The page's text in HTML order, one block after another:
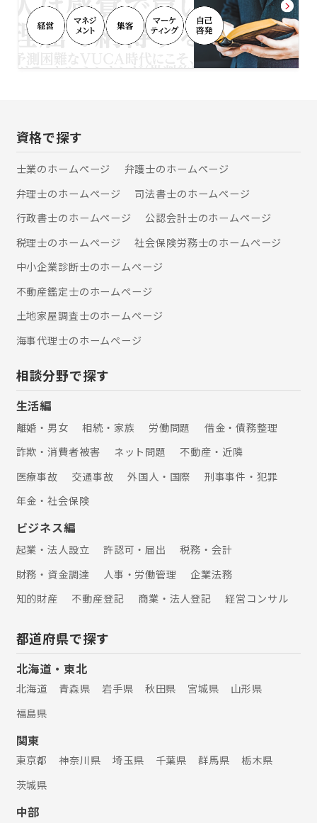
束します。沖縄で相続や終活をご検討
中の皆さま、まずはお気軽にご相談く
ださい。
込） お電話にてご予約ください。 ※
交通事故（物損事故除く）に関する法
律相談・着手金は無料です。 ※中小企
業法務、初回30分相談料無料です。 ※
刑事事件に関する法律相談、初回30分
資格で探す
士業のホームぺージ
弁護士のホームぺージ
弁理士のホームぺージ
司法書士のホームぺージ
行政書士のホームぺージ
公認会計士のホームぺージ
税理士のホームぺージ
社会保険労務士のホームぺージ
中小企業診断士のホームぺージ
不動産鑑定士のホームぺージ
土地家屋調査士のホームぺージ
海事代理士のホームぺージ
相談分野で探す
生活編
離婚・男女 相続・家族 労働問題
借金・債務整理
詐欺・消費者被害
ネット問題
不動産・近隣
医療事故
交通事故 外国人・国際
刑事事件・犯罪
年金・社会保険
ビジネス編
起業・法人設立 許認可・届出
税務・会計
財務・資金調達
人事・労働管理
企業法務
知的財産
不動産登記 商業・法人登記 経営コンサル
都道府県で探す
北海道・東北
北海道 青森県 岩手県 秋田県 宮城県
山形県
福島県
関東
東京都 神奈川県 埼玉県 千葉県 群馬県
栃木県
茨城県
中部